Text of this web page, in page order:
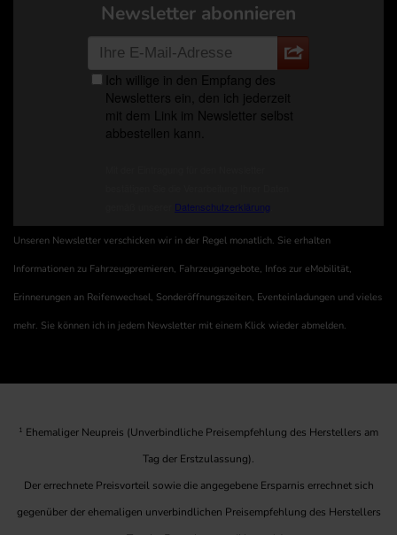
Newsletter abonnieren
Unseren Newsletter verschicken wir in der Regel monatlich. Sie erhalten
Informationen zu Fahrzeugpremieren, Fahrzeugangebote, Infos zur eMobilität,
Erinnerungen an Reifenwechsel, Sonderöffnungszeiten, Eventeinladungen und vieles
mehr. Sie können ich in jedem Newsletter mit einem Klick wieder abmelden.
1 Ehemaliger Neupreis (Unverbindliche Preisempfehlung des Herstellers am
Tag der Erstzulassung).
Der errechnete Preisvorteil sowie die angegebene Ersparnis errechnet sich
gegenüber der ehemaligen unverbindlichen Preisempfehlung des Herstellers